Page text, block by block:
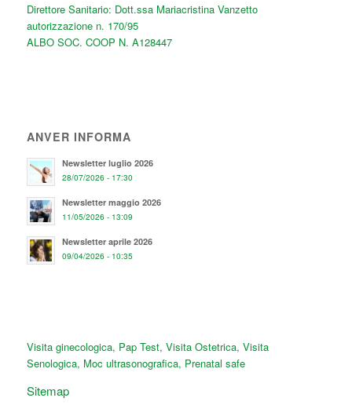
Direttore Sanitario: Dott.ssa Mariacristina Vanzetto
autorizzazione n. 170/95
ALBO SOC. COOP N. A128447
ANVER INFORMA
Newsletter luglio 2026
28/07/2026 - 17:30
Newsletter maggio 2026
11/05/2026 - 13:09
Newsletter aprile 2026
09/04/2026 - 10:35
Visita ginecologica, Pap Test, Visita Ostetrica, Visita
Senologica, Moc ultrasonografica, Prenatal safe
Sitemap